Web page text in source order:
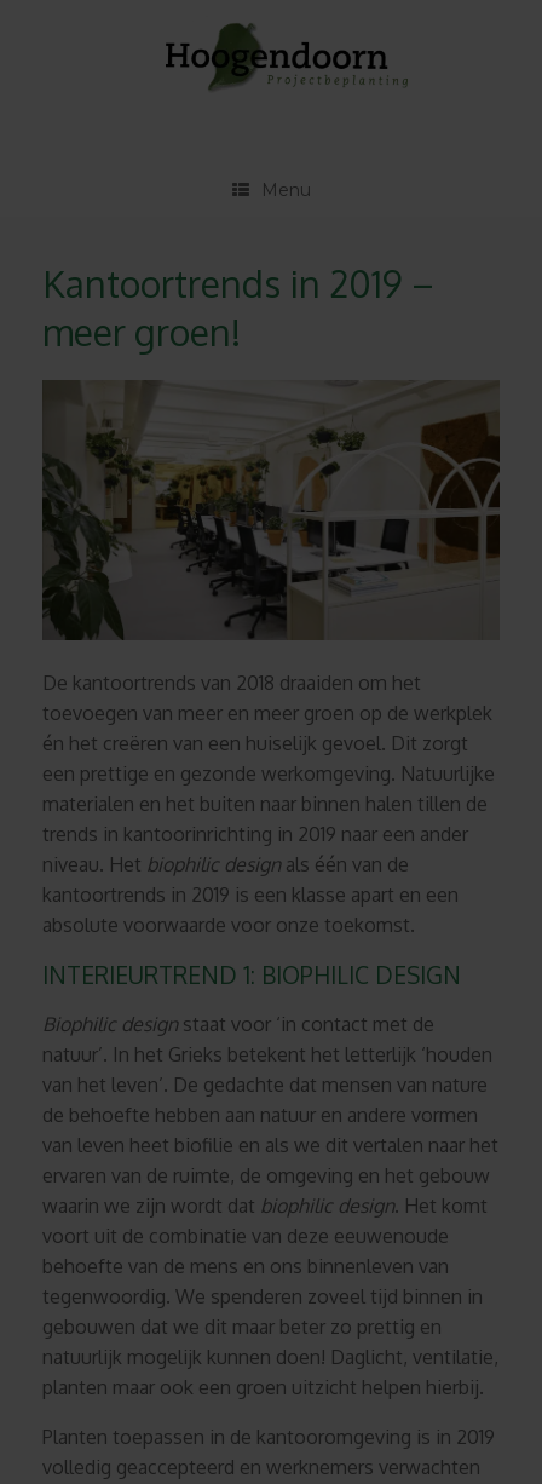
Menu
Kantoortrends in 2019 –
meer groen!
De kantoortrends van 2018 draaiden om het
toevoegen van meer en meer groen op de werkplek
én het creëren van een huiselijk gevoel. Dit zorgt
een prettige en gezonde werkomgeving. Natuurlijke
materialen en het buiten naar binnen halen tillen de
trends in kantoorinrichting in 2019 naar een ander
niveau. Het biophilic design als één van de
kantoortrends in 2019 is een klasse apart en een
absolute voorwaarde voor onze toekomst.
INTERIEURTREND 1: BIOPHILIC DESIGN
Biophilic designstaat voor ‘in contact met de
natuur’. In het Grieks betekent het letterlijk ‘houden
van het leven’. De gedachte dat mensen van nature
de behoefte hebben aan natuur en andere vormen
van leven heet biofilie en als we dit vertalen naar het
ervaren van de ruimte, de omgeving en het gebouw
waarin we zijn wordt dat biophilic design. Het komt
voort uit de combinatie van deze eeuwenoude
behoefte van de mens en ons binnenleven van
tegenwoordig. We spenderen zoveel tijd binnen in
gebouwen dat we dit maar beter zo prettig en
natuurlijk mogelijk kunnen doen! Daglicht, ventilatie,
planten maar ook een groen uitzicht helpen hierbij.
Planten toepassen in de kantooromgeving is in 2019
volledig geaccepteerd en werknemers verwachten